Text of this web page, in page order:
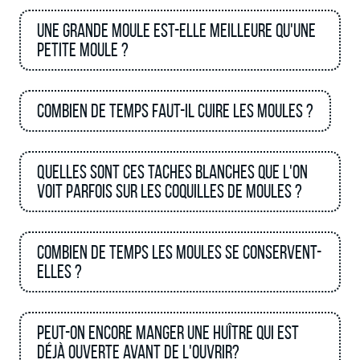
Une grande moule est-elle meilleure qu'une
petite moule ?
Combien de temps faut-il cuire les moules ?
Quelles sont ces taches blanches que l'on
voit parfois sur les coquilles de moules ?
Combien de temps les moules se conservent-
elles ?
Peut-on encore manger une huître qui est
déjà ouverte avant de l'ouvrir?